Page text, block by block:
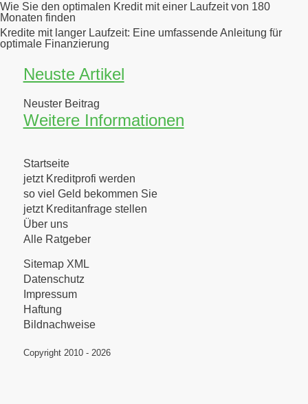
Wie Sie den optimalen Kredit mit einer Laufzeit von 180
Monaten finden
Kredite mit langer Laufzeit: Eine umfassende Anleitung für
optimale Finanzierung
Neuste Artikel
Neuster Beitrag
Weitere Informationen
Startseite
jetzt Kreditprofi werden
so viel Geld bekommen Sie
jetzt Kreditanfrage stellen
Über uns
Alle Ratgeber
Sitemap XML
Datenschutz
Impressum
Haftung
Bildnachweise
Copyright 2010 - 2026